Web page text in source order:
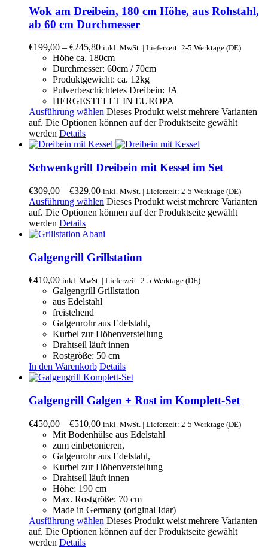
Wok am Dreibein, 180 cm Höhe, aus Rohstahl,
ab 60 cm Durchmesser
€199,00 – €245,80 inkl. MwSt. | Lieferzeit: 2-5 Werktage (DE)
Höhe ca. 180cm
Durchmesser: 60cm / 70cm
Produktgewicht: ca. 12kg
Pulverbeschichtetes Dreibein: JA
HERGESTELLT IN EUROPA
Ausführung wählen Dieses Produkt weist mehrere Varianten
auf. Die Optionen können auf der Produktseite gewählt
werden Details
Schwenkgrill Dreibein mit Kessel im Set
€309,00 – €329,00 inkl. MwSt. | Lieferzeit: 2-5 Werktage (DE)
Ausführung wählen Dieses Produkt weist mehrere Varianten
auf. Die Optionen können auf der Produktseite gewählt
werden Details
Galgengrill Grillstation
€410,00 inkl. MwSt. | Lieferzeit: 2-5 Werktage (DE)
Galgengrill Grillstation
aus Edelstahl
freistehend
Galgenrohr aus Edelstahl,
Kurbel zur Höhenverstellung
Drahtseil läuft innen
Rostgröße: 50 cm
In den Warenkorb Details
Galgengrill Galgen + Rost im Komplett-Set
€450,00 – €510,00 inkl. MwSt. | Lieferzeit: 2-5 Werktage (DE)
Mit Bodenhülse aus Edelstahl
zum einbetonieren,
Galgenrohr aus Edelstahl,
Kurbel zur Höhenverstellung
Drahtseil läuft innen
Höhe: 190 cm
Max. Rostgröße: 70 cm
Made in Germany (original Idar)
Ausführung wählen Dieses Produkt weist mehrere Varianten
auf. Die Optionen können auf der Produktseite gewählt
werden Details